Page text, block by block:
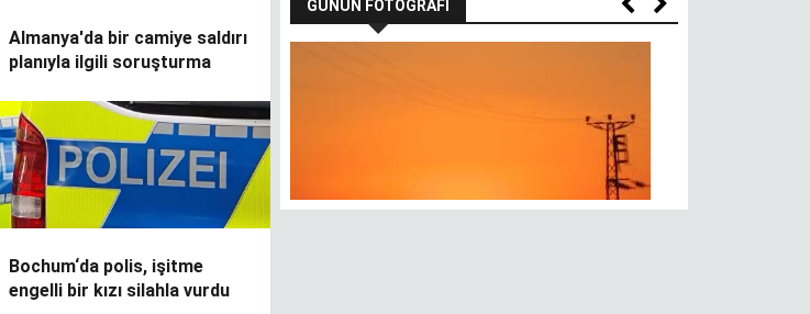
Almanya'da bir camiye saldırı
planıyla ilgili soruşturma
Bochum‘da polis, işitme
engelli bir kızı silahla vurdu